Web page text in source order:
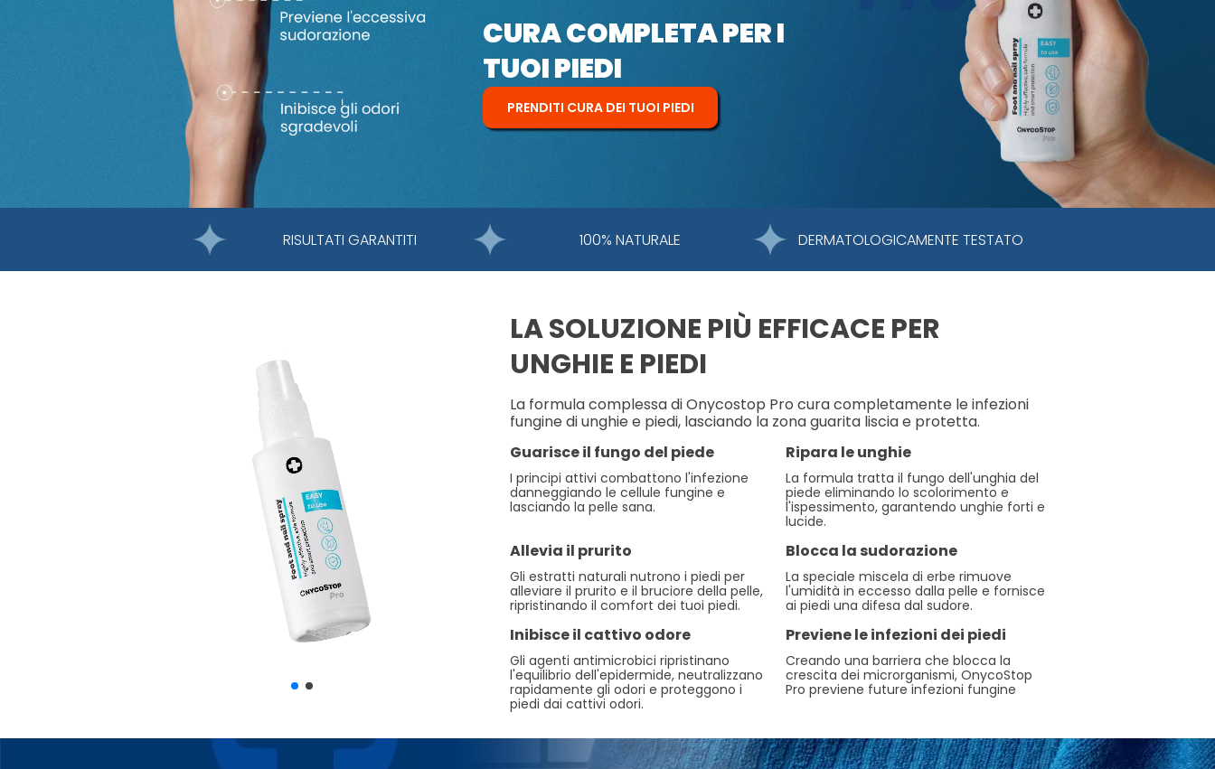
CURA COMPLETA PER I
TUOI PIEDI
PRENDITI CURA DEI TUOI PIEDI
RISULTATI GARANTITI 100% NATURALE DERMATOLOGICAMENTE TESTATO
LA SOLUZIONE PIÙ EFFICACE PER
UNGHIE E PIEDI
La formula complessa di Onycostop Pro cura completamente le infezioni
fungine di unghie e piedi, lasciando la zona guarita liscia e protetta.
Guarisce il fungo del piede
I principi attivi combattono l'infezione
danneggiando le cellule fungine e
lasciando la pelle sana.
Ripara le unghie
La formula tratta il fungo dell'unghia del
piede eliminando lo scolorimento e
l'ispessimento, garantendo unghie forti e
lucide.
Allevia il prurito
Gli estratti naturali nutrono i piedi per
alleviare il prurito e il bruciore della pelle,
ripristinando il comfort dei tuoi piedi.
Blocca la sudorazione
La speciale miscela di erbe rimuove
l'umidità in eccesso dalla pelle e fornisce
ai piedi una difesa dal sudore.
Inibisce il cattivo odore
Gli agenti antimicrobici ripristinano
l'equilibrio dell'epidermide, neutralizzano
rapidamente gli odori e proteggono i
piedi dai cattivi odori.
Previene le infezioni dei piedi
Creando una barriera che blocca la
crescita dei microrganismi, OnycoStop
Pro previene future infezioni fungine